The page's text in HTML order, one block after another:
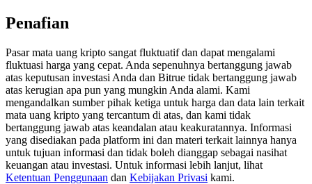
Deposit CASHCAT & Win
Exclusive for BitMart Users
Register & Trade to Win 500,000 USDT
Penafian
Pasar mata uang kripto sangat fluktuatif dan dapat mengalami
fluktuasi harga yang cepat. Anda sepenuhnya bertanggung jawab
atas keputusan investasi Anda dan Bitrue tidak bertanggung jawab
atas kerugian apa pun yang mungkin Anda alami. Kami
mengandalkan sumber pihak ketiga untuk harga dan data lain terkait
mata uang kripto yang tercantum di atas, dan kami tidak
bertanggung jawab atas keandalan atau keakuratannya. Informasi
yang disediakan pada platform ini dan materi terkait lainnya hanya
untuk tujuan informasi dan tidak boleh dianggap sebagai nasihat
keuangan atau investasi. Untuk informasi lebih lanjut, lihat
Ketentuan Penggunaan dan Kebijakan Privasi kami.